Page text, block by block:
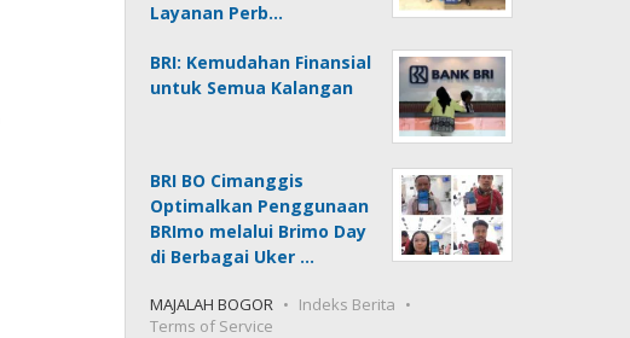
Layanan Perb…
BRI: Kemudahan Finansial
untuk Semua Kalangan
BRI BO Cimanggis
Optimalkan Penggunaan
BRImo melalui Brimo Day
di Berbagai Uker …
MAJALAH BOGOR
Indeks Berita
Terms of Service